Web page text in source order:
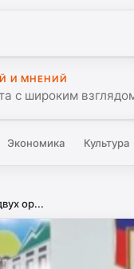
И МНЕНИЙ
с широким
Экономика Культура
ор...